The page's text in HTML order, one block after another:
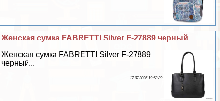
Женская сумка FABRETTI Silver F-27889 черный
Женская сумка FABRETTI Silver F-27889
черный...
17 07 2026 19:53:39